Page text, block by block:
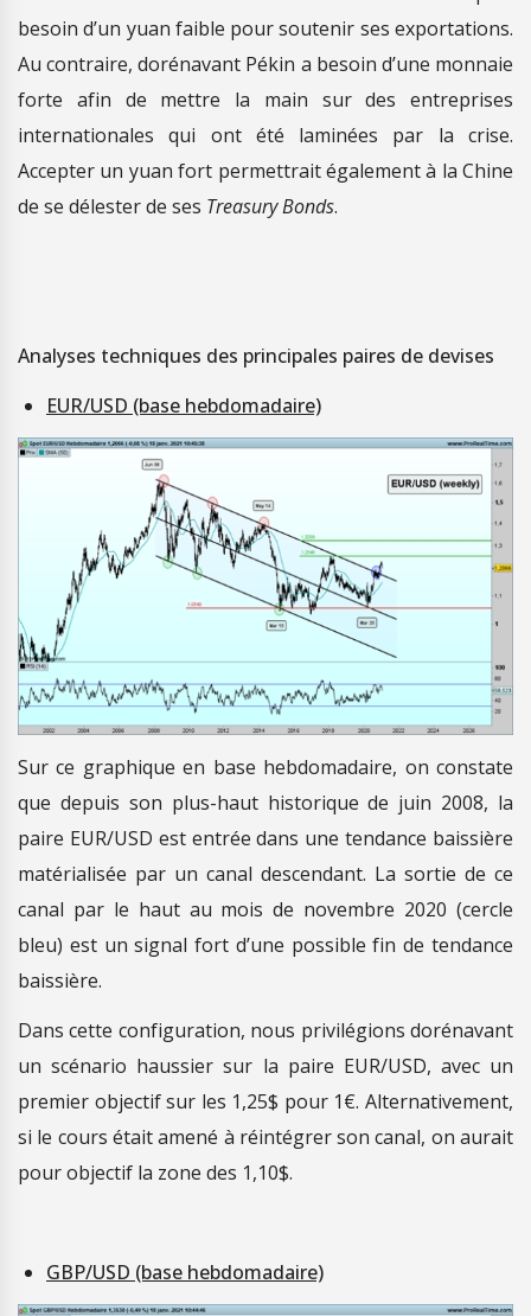
besoin d’un yuan faible pour soutenir ses exportations.
Au contraire, dorénavant Pékin a besoin d’une monnaie
forte afin de mettre la main sur des entreprises
internationales qui ont été laminées par la crise.
Accepter un yuan fort permettrait également à la Chine
de se délester de ses Treasury Bonds.
Analyses techniques des principales paires de devises
EUR/USD (base hebdomadaire)
Sur ce graphique en base hebdomadaire, on constate
que depuis son plus-haut historique de juin 2008, la
paire EUR/USD est entrée dans une tendance baissière
matérialisée par un canal descendant. La sortie de ce
canal par le haut au mois de novembre 2020 (cercle
bleu) est un signal fort d’une possible fin de tendance
baissière.
Dans cette configuration, nous privilégions dorénavant
un scénario haussier sur la paire EUR/USD, avec un
premier objectif sur les 1,25$ pour 1€. Alternativement,
si le cours était amené à réintégrer son canal, on aurait
pour objectif la zone des 1,10$.
GBP/USD (base hebdomadaire)